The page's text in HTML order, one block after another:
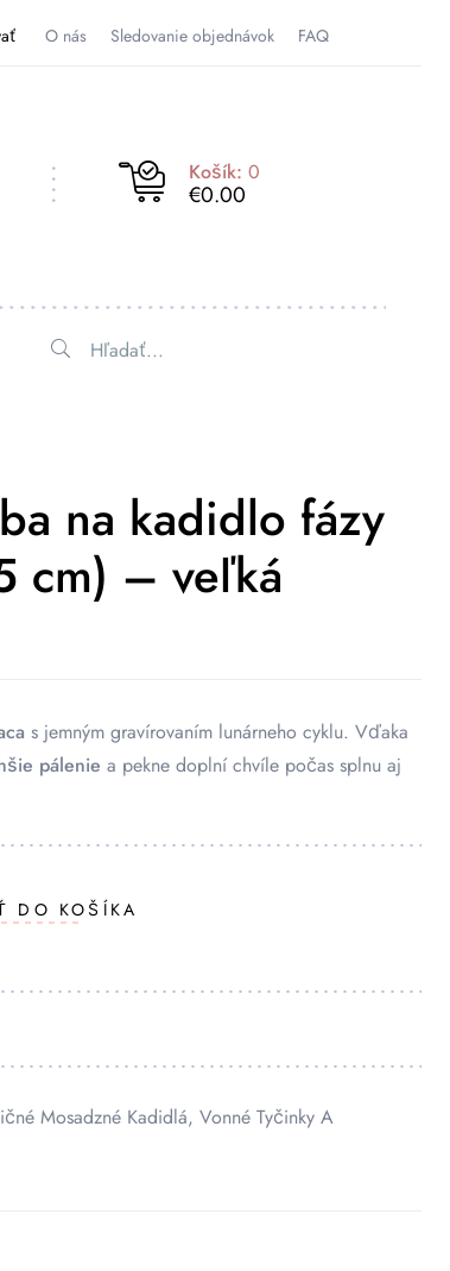
O nás Sledovanie objednávok FAQ
Košík: 0
€0.00
na kadidlo fázy
cm) – veľká
s jemným gravírovaním lunárneho cyklu. Vďaka
pálenie a pekne doplní chvíle počas splnu aj
DO KOŠÍKA
Mosadzné Kadidlá, Vonné Tyčinky A